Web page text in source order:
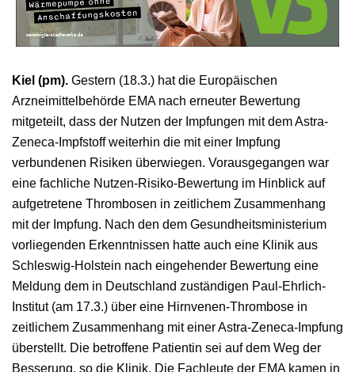
Kiel (pm). Gestern (18.3.) hat die Europäischen
Arzneimittelbehörde EMA nach erneuter Bewertung
mitgeteilt, dass der Nutzen der Impfungen mit dem Astra-
Zeneca-Impfstoff weiterhin die mit einer Impfung
verbundenen Risiken überwiegen. Vorausgegangen war
eine fachliche Nutzen-Risiko-Bewertung im Hinblick auf
aufgetretene Thrombosen in zeitlichem Zusammenhang
mit der Impfung. Nach den dem Gesundheitsministerium
vorliegenden Erkenntnissen hatte auch eine Klinik aus
Schleswig-Holstein nach eingehender Bewertung eine
Meldung dem in Deutschland zuständigen Paul-Ehrlich-
Institut (am 17.3.) über eine Hirnvenen-Thrombose in
zeitlichem Zusammenhang mit einer Astra-Zeneca-Impfung
überstellt. Die betroffene Patientin sei auf dem Weg der
Besserung, so die Klinik. Die Fachleute der EMA kamen in